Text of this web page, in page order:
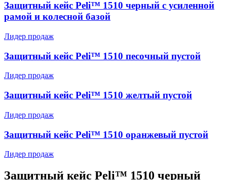
Защитный кейс Peli™ 1510 черный с усиленной
рамой и колесной базой
Лидер продаж
Защитный кейс Peli™ 1510 песочный пустой
Лидер продаж
Защитный кейс Peli™ 1510 желтый пустой
Лидер продаж
Защитный кейс Peli™ 1510 оранжевый пустой
Лидер продаж
Защитный кейс Peli™ 1510 черный